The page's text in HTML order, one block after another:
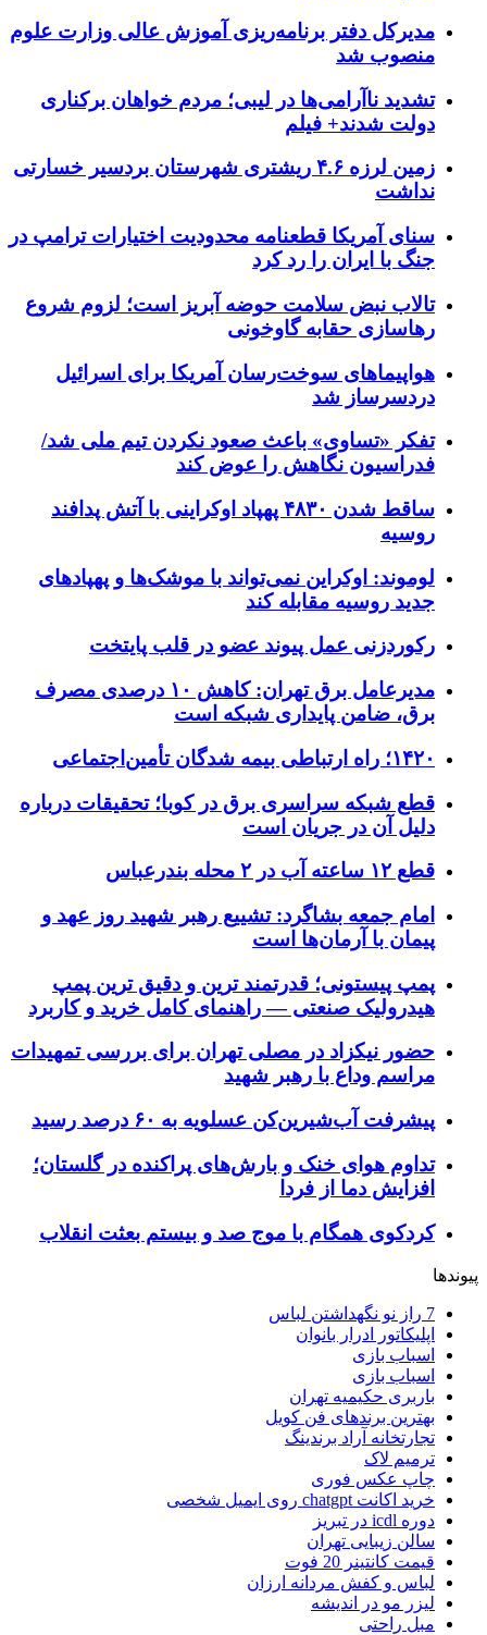
مدیرکل دفتر برنامه‌ریزی آموزش عالی وزارت علوم
منصوب شد
تشدید ناآرامی‌ها در لیبی؛ مردم خواهان برکناری
دولت شدند+ فیلم
زمین لرزه ۴.۶ ریشتری شهرستان بردسیر خسارتی
نداشت
سنای آمریکا قطعنامه محدودیت اختیارات ترامپ در
جنگ با ایران را رد کرد
تالاب نبض سلامت حوضه آبریز است؛ لزوم شروع
رهاسازی حقابه گاوخونی
هواپیماهای سوخت‌رسان آمریکا برای اسرائیل
دردسرساز شد
تفکر «تساوی» باعث صعود نکردن تیم ملی شد/
فدراسیون نگاهش را عوض کند
ساقط شدن ۴۸۳۰ پهپاد اوکراینی با آتش پدافند
روسیه
لوموند: اوکراین نمی‌تواند با موشک‌ها و پهپادهای
جدید روسیه مقابله کند
رکوردزنی عمل پیوند عضو در قلب پایتخت
مدیرعامل برق تهران: کاهش ۱۰ درصدی مصرف
برق، ضامن پایداری شبکه است
۱۴۲۰؛ راه ارتباطی بیمه شدگان تأمین‌اجتماعی
قطع شبکه سراسری برق در کوبا؛ تحقیقات درباره
دلیل آن در جریان است
قطع ۱۲ ساعته آب در ۲ محله بندرعباس
امام جمعه بشاگرد: تشییع رهبر شهید روز عهد و
پیمان با آرمان‌ها است
پمپ پیستونی؛ قدرتمند ترین و دقیق‌ ترین پمپ
هیدرولیک صنعتی — راهنمای کامل خرید و کاربرد
حضور نیکزاد در مصلی تهران برای بررسی تمهیدات
مراسم وداع با رهبر شهید
پیشرفت آب‌شیرین‌کن عسلویه به ۶۰ درصد رسید
تداوم هوای خنک و بارش‌های پراکنده در گلستان؛
افزایش دما از فردا
کردکوی همگام با موج صد و بیستم بعثت انقلاب
پیوندها
7 راز نو نگهداشتن لباس
اپلیکاتور ادرار بانوان
اسباب بازی
اسباب بازی
باربری حکیمیه تهران
بهترین برندهای فن کویل
تجارتخانه آراد برندینگ
ترمیم لاک
چاپ عکس فوری
خرید اکانت chatgpt روی ایمیل شخصی
دوره icdl در تبریز
سالن زیبایی تهران
قیمت کانتینر 20 فوت
لباس و کفش مردانه ارزان
لیزر مو در اندیشه
مبل راحتی